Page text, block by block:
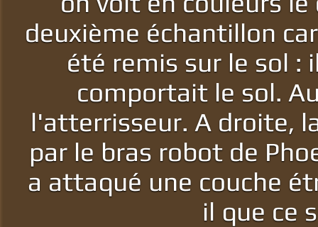
deuxième échantillon
été remis sur le sol :
comportait le sol.
l'atterrisseur. A droite,
par le bras robot de
a attaqué une couche
il que ce